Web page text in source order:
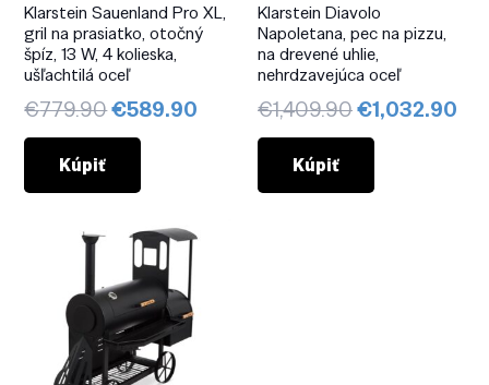
Klarstein Sauenland Pro XL,
gril na prasiatko, otočný
špíz, 13 W, 4 kolieska,
ušľachtilá oceľ
€779.90Pôvodná
cena
€779.90.
€589.90 Aktuálna
€589.90.
Kúpiť
Klarstein Diavolo
Napoletana, pec na pizzu,
na drevené uhlie,
nehrdzavejúca oceľ
€1,409.90Pôvodná
cena
€1,409.90.
€1,032.90
Kúpiť